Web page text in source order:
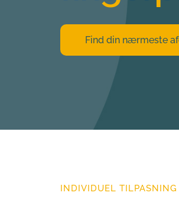
Find din nærmeste
INDIVIDUEL TILPASNING